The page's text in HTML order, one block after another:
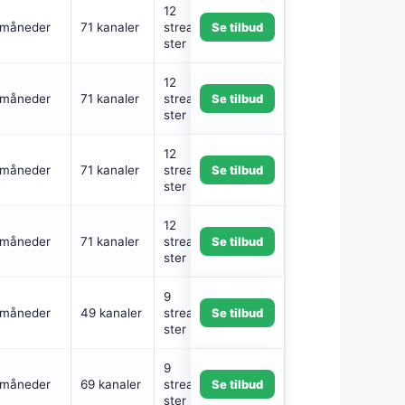
71 kanaler
12
streamingtjene
ster
Se tilbud
71 kanaler
12
streamingtjene
ster
Se tilbud
71 kanaler
12
streamingtjene
ster
Se tilbud
71 kanaler
12
streamingtjene
ster
Se tilbud
49 kanaler
9
streamingtjene
ster
Se tilbud
69 kanaler
9
streamingtjene
ster
Se tilbud